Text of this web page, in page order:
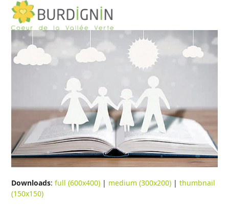
Skip
content
Open
mobile
menu
Close
mobile
menu
Downloads:full (600x400) | medium (300x200) |thumbnail
(150x150)